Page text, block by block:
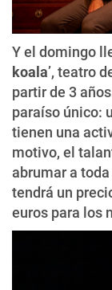
Y el domingo
koala’, teatro
partir de 3
paraíso único:
tienen una
motivo, el
abrumar a
tendrá un
euros para los